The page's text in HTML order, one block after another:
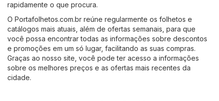
rapidamente o que procura.
O Portafolhetos.com.br reúne regularmente os folhetos e
catálogos mais atuais, além de ofertas semanais, para que
você possa encontrar todas as informações sobre descontos
e promoções em um só lugar, facilitando as suas compras.
Graças ao nosso site, você pode ter acesso a informações
sobre os melhores preços e as ofertas mais recentes da
cidade.